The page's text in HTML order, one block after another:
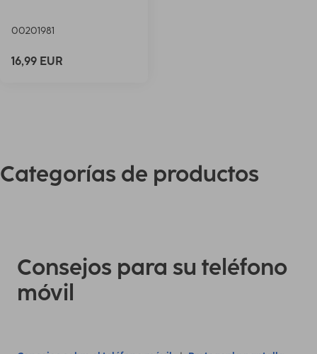
00201981
16,99 EUR
Categorías de productos
Consejos para su teléfono
móvil